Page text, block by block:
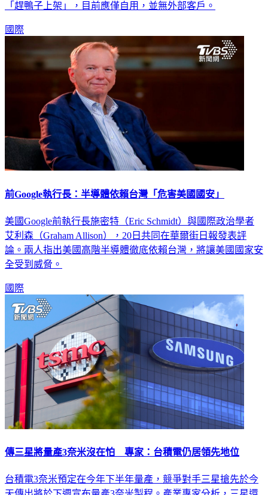
「趕鴨子上架」，目前應僅自用，並無外部客戶。
國際
前Google執行長：半導體依賴台灣「危害美國國安」
美國Google前執行長施密特（Eric Schmidt）與國際政治學者
艾利森（Graham Allison），20日共同在華爾街日報發表評
論。兩人指出美國高階半導體徹底依賴台灣，將讓美國國家安
全受到威脅。
國際
傳三星將量產3奈米沒在怕 專家：台積電仍居領先地位
台積電3奈米預定在今年下半年量產，競爭對手三星搶先於今